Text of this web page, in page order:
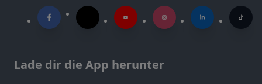
Lade dir die App herunter